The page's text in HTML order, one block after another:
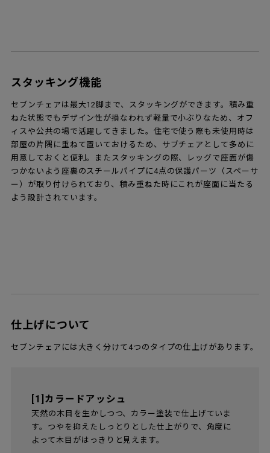
スタッキング機能
セブンチェアは最大12脚まで、スタッキングができます。積み重
ねた状態でもデザイン性が損なわれず軽量で小ぶりなため、オフ
ィスや公共の場で活躍してきました。住宅で使う際も未使用時は
部屋の片隅に重ねて置いておけるため、サブチェアとして多めに
用意しておくと便利。またスタッキングの際、レッグで座面が傷
つかないよう座裏のスチールパイプに4点の保護パーツ（スペーサ
ー）が取り付けられており、積み重ねた時にこれが座面に当たる
よう設計されています。
仕上げについて
セブンチェアには大きく分けて4つのタイプの仕上げがあります。
[1]カラードアッシュ
天然の木目を生かしつつ、カラー塗装で仕上げていま
す。つやを抑えたしっとりとした仕上がりで、角度に
よって木目がはっきりと見えます。